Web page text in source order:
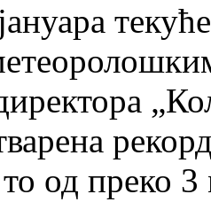
од преко